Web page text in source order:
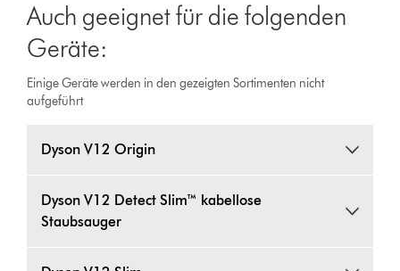
Auch geeignet für die folgenden
Geräte:
Einige Geräte werden in den gezeigten Sortimenten nicht
aufgeführt
Dyson V12 Origin
Dyson V12 Detect Slim™ kabellose
Staubsauger